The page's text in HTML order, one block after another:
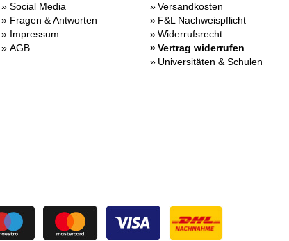
Social Media
Fragen & Antworten
Impressum
AGB
Versandkosten
F&L Nachweispflicht
Widerrufsrecht
Vertrag widerrufen
Universitäten & Schulen